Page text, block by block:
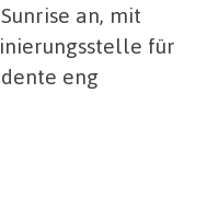
an, mit
für
eng